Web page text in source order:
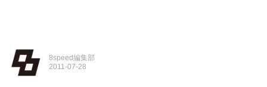
8speed編集部